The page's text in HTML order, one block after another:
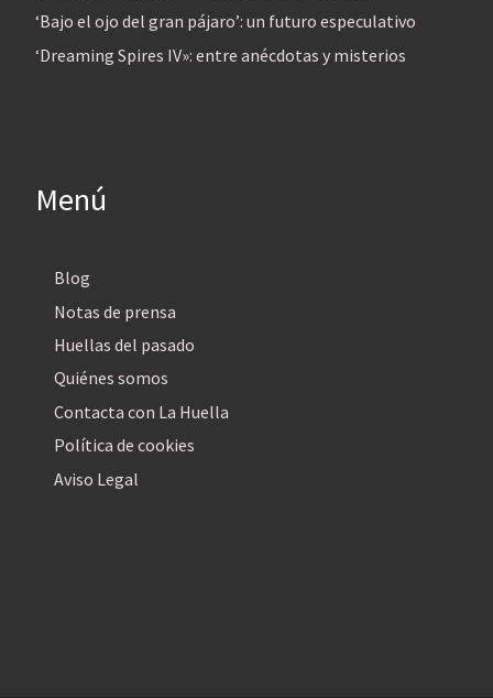
‘Bajo el ojo del gran pájaro’: un futuro especulativo
‘Dreaming Spires IV»: entre anécdotas y misterios
Menú
Blog
Notas de prensa
Huellas del pasado
Quiénes somos
Contacta con La Huella
Política de cookies
Aviso Legal